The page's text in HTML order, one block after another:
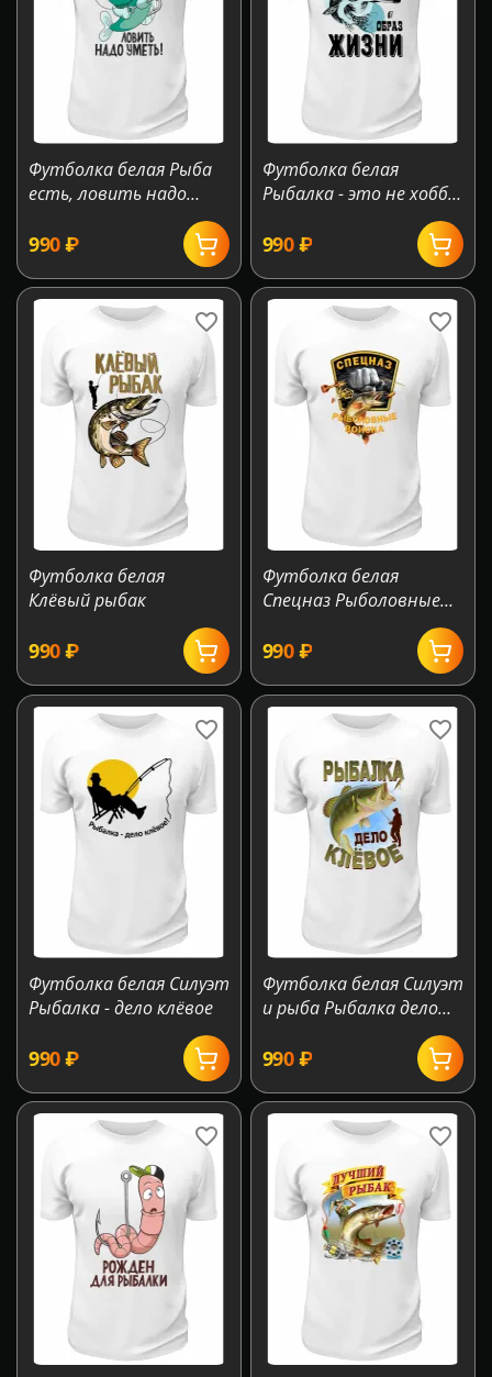
Футболка белая Рыба
есть, ловить надо
‍990‍₽
Футболка белая
Рыбалка - это не хобби,
‍990‍₽
Футболка белая
Клёвый рыбак
‍990‍₽
Футболка белая
Спецназ Рыболовные
‍990‍₽
Футболка белая Силуэт
Рыбалка - дело клёвое
‍990‍₽
Футболка белая Силуэт
и рыба Рыбалка дело
‍990‍₽